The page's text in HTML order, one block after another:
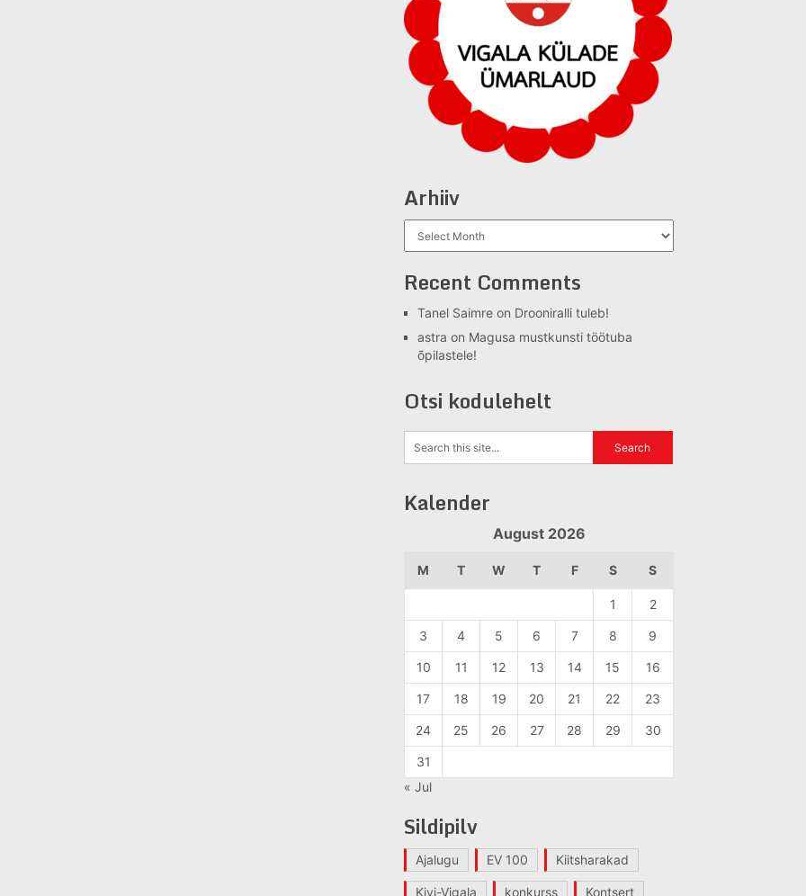
Arhiiv
Recent Comments
Tanel Saimre on Drooniralli tuleb!
astra on Magusa mustkunsti töötuba
õpilastele!
Otsi kodulehelt
Kalender
August 2026
M T W T F S S
1 2
3 4 5 6 7 8 9
10 11 12 13 14 15 16
17 18 19 20 21 22 23
24 25 26 27 28 29 30
31
« Jul
Sildipilv
Ajalugu EV 100 Kiitsharakad
Kivi-Vigala konkurss Kontsert